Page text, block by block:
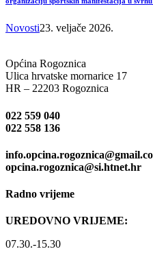
Novosti23. veljače 2026.
Općina Rogoznica
Ulica hrvatske mornarice 17
HR – 22203 Rogoznica
022 559 040
022 558 136
opcina.rogoznica@si.htnet.hr
Radno vrijeme
UREDOVNO VRIJEME:
07.30.-15.30